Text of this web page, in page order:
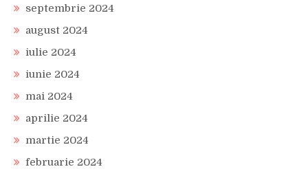
septembrie 2024
august 2024
iulie 2024
iunie 2024
mai 2024
aprilie 2024
martie 2024
februarie 2024